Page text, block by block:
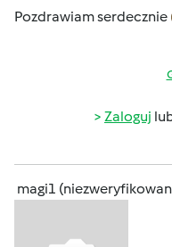
Pozdrawiam serdecznie
Zaloguj
magi1